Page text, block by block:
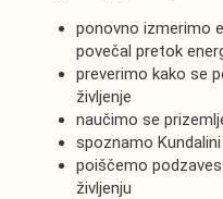
ponovno izmerimo
povečal pretok
preverimo kako se
življenje
naučimo se
spoznamo
poiščemo
življenju